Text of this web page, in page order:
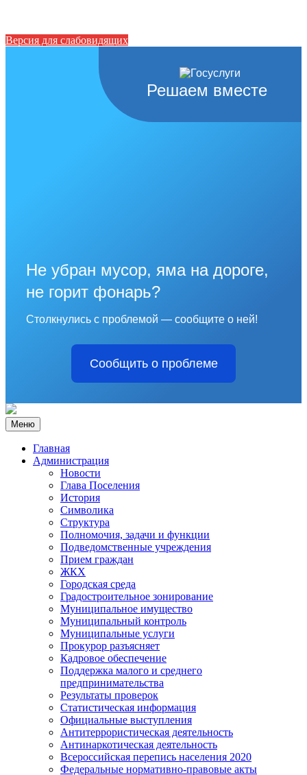
Версия для слабовидящих
Решаем вместе
Не убран мусор, яма на дороге,
не горит фонарь?
Столкнулись с проблемой — сообщите о ней!
Сообщить о проблеме
Меню
Главная
Администрация
Новости
Глава Поселения
История
Символика
Структура
Полномочия, задачи и функции
Подведомственные учреждения
Прием граждан
ЖКХ
Городская среда
Градостроительное зонирование
Муниципальное имущество
Муниципальный контроль
Муниципальные услуги
Прокурор разъясняет
Кадровое обеспечение
Поддержка малого и среднего
предпринимательства
Результаты проверок
Статистическая информация
Официальные выступления
Антитеррористическая деятельность
Антинаркотическая деятельность
Всероссийская перепись населения 2020
Федеральные нормативно-правовые акты